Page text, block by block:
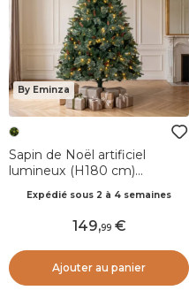
By Eminza
Sapin de Noël artificiel
lumineux (H180 cm)
Expédié sous 2 à 4 semaines
149,99
Ajouter au panier